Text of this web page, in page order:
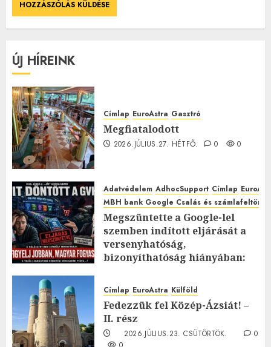
ÚJ HÍREINK
Címlap EuroAstra Gasztró
Megfiatalodott
2026.JÚLIUS.27. HÉTFŐ. 0 0
Adatvédelem AdhocSupport Címlap
MBH bank Google Csalás és
Megszüntette a Google-lel
szemben indított eljárását a
versenyhatóság,
bizonyíthatóság hiányában:
2026.JÚLIUS.23. CSÜTÖRTÖK.
0
Címlap EuroAstra Külföld
Fedezzük fel Közép-Ázsiát! –
II. rész
2026.JÚLIUS.23. CSÜTÖRTÖK.
0